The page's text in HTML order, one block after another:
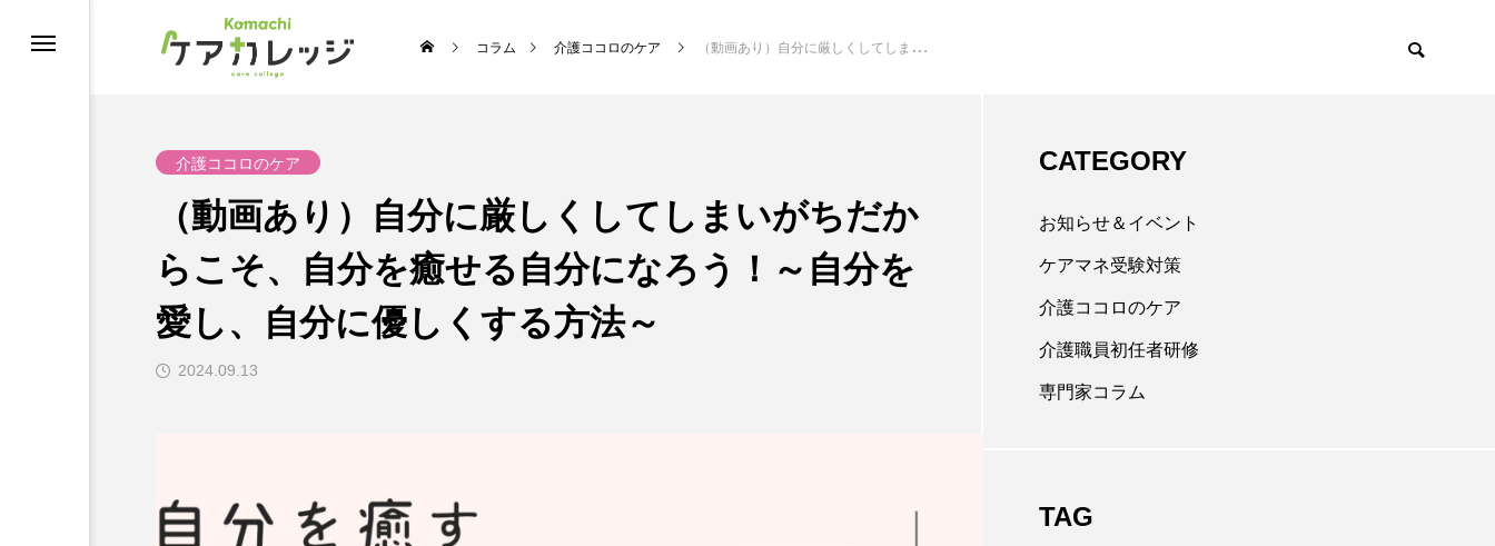
コラム 介護ココロのケア （動画あり）自分に厳しくしてしまいがちだからこそ、自分を癒せる自分になろう！～自分を愛し、自分に優しくする方法～
介護ココロのケア
（動画あり）自分に厳しくしてしまいがちだか
らこそ、自分を癒せる自分になろう！～自分を
愛し、自分に優しくする方法～
2024.09.13
CATEGORY
お知らせ＆イベント
ケアマネ受験対策
介護ココロのケア
介護職員初任者研修
専門家コラム
TAG